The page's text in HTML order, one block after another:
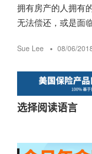
拥有房产的人拥有
无法偿还，或是面
Sue Lee 08/06/
选择阅读语言